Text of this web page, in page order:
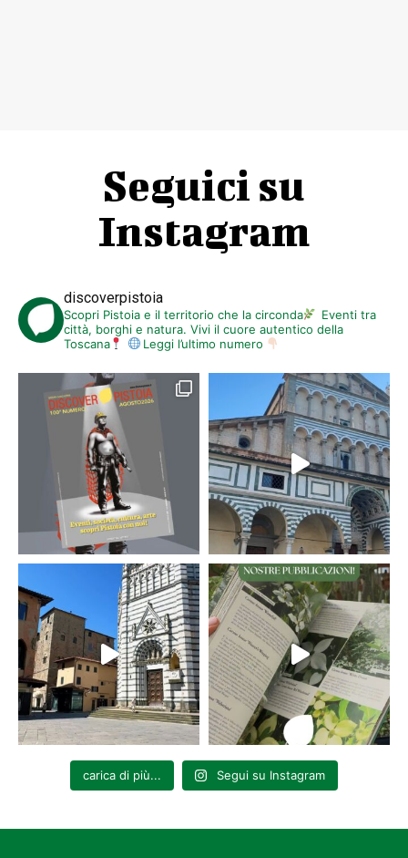
Seguici su
Instagram
discoverpistoia
Scopri Pistoia e il territorio che la circonda
Eventi tra
città, borghi e natura. Vivi il cuore autentico della
Toscana
Leggi l’ultimo numero
carica di più... Segui su Instagram